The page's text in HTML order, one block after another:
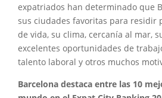
expatriados han determinado que
sus ciudades favoritas para residir
de vida, su clima, cercanía al mar,
excelentes oportunidades de
talento laboral y otros muchos
Barcelona destaca entre las 10